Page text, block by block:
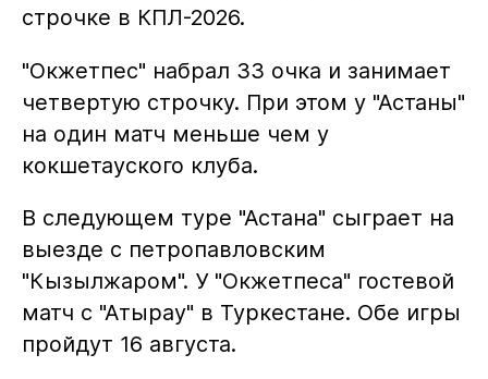
строчке в КПЛ-2026.
"Окжетпес" набрал 33 очка и занимает
четвертую строчку. При этом у "Астаны"
на один матч меньше чем у
кокшетауского клуба.
В следующем туре "Астана" сыграет на
выезде с петропавловским
"Кызылжаром". У "Окжетпеса" гостевой
матч с "Атырау" в Туркестане. Обе игры
пройдут 16 августа.